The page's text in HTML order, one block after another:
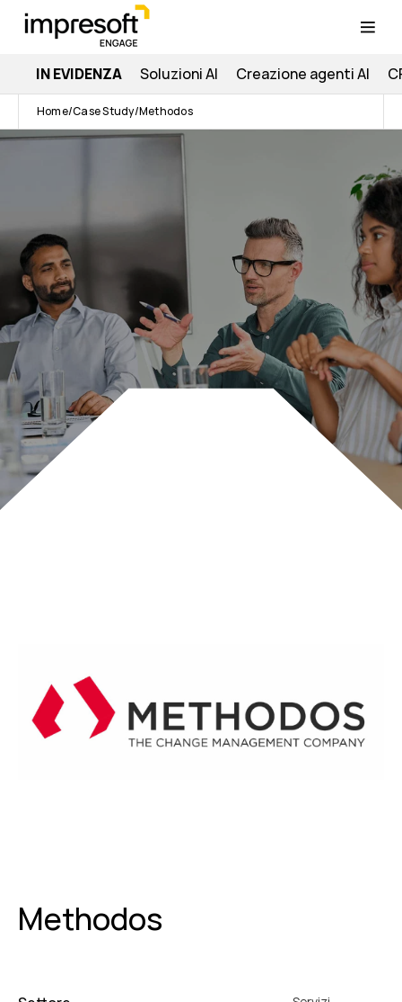
IN EVIDENZA Soluzioni AI Creazione agenti AI
Home Case Study Methodos
Methodos